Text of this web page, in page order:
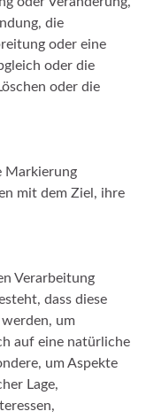
die
oder eine
oder die
oder die
Markierung
mit dem Ziel, ihre
Verarbeitung
dass diese
um
auf eine natürliche
um Aspekte
Lage,